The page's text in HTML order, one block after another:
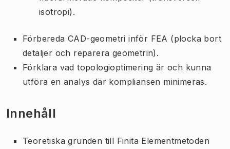
isotropi).
Förbereda CAD-geometri inför FEA (plocka bort
detaljer och reparera geometrin).
Förklara vad topologioptimering är och kunna
utföra en analys där kompliansen minimeras.
Innehåll
Teoretiska grunden till Finita Elementmetoden